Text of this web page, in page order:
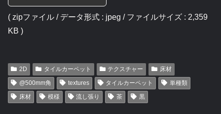
( zipファイル / データ形式 : jpeg / ファイルサイズ : 2,359
KB )
2D タイルカーペット テクスチャー
床材
@500mm角
textures タイルカーペット
単種類
床材
模様 流し張り 茶 黒